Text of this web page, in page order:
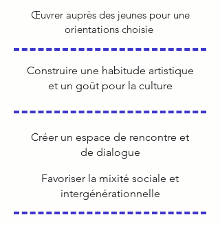
Œuvrer auprès des jeunes pour une
orientations choisie
Construire une habitude artistique
et un goût pour la culture
Créer un espace de rencontre et
de dialogue
Favoriser la mixité sociale et
intergénérationnelle